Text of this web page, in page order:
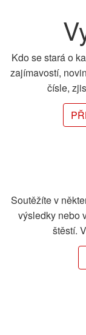
Kdo se stará o
zajímavostí,
čísle,
Soutěžíte v
výsledky nebo
štěstí.